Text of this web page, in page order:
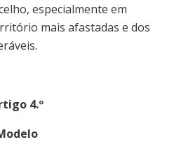
especialmente em
mais afastadas e dos
4.º